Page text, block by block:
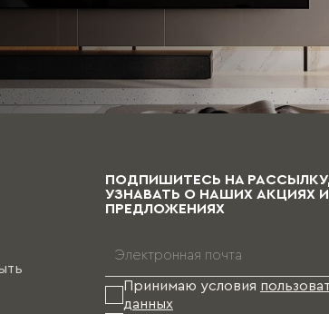
ПОДПИШИТЕСЬ НА
УЗНАВАТЬ О НАШИХ АКЦИЯХ
ПРЕДЛОЖЕНИЯХ
Принимаю условия
данных